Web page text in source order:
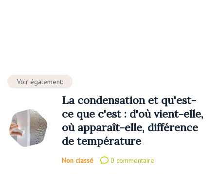
Voir également:
La condensation et qu'est-
ce que c'est : d'où vient-elle,
où apparaît-elle, différence
de température
Non classé 0 commentaire